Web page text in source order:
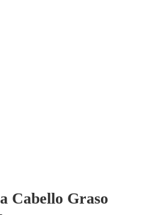
Cabello Graso